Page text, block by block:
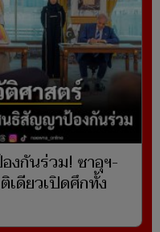
กันร่วม! ซาอุฯ-
เดียวเปิดศึกทั้ง